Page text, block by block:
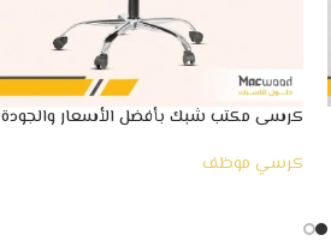
كرسى مكتب شبك بأفضل الأسعار والجودة
كرسي موظف